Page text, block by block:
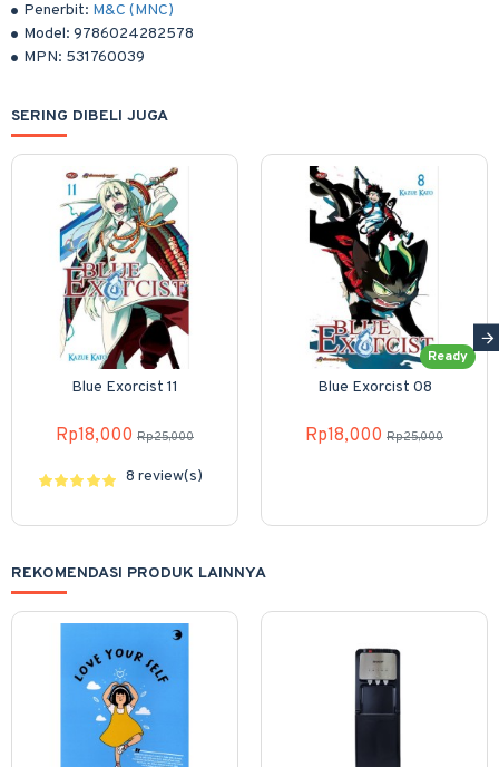
Penerbit: M&C (MNC)
Model: 9786024282578
MPN: 531760039
SERING DIBELI JUGA
Blue Exorcist 11
Rp18,000 Rp25,000
8 review(s)
Ready
Blue Exorcist 08
Rp18,000 Rp25,000
REKOMENDASI PRODUK LAINNYA